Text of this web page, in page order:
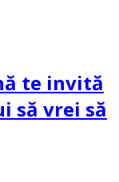
te invită
să vrei să